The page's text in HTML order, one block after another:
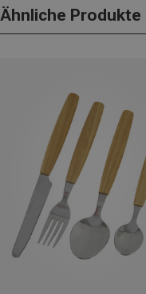
Ähnliche Produkte